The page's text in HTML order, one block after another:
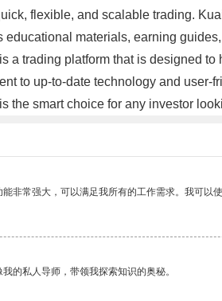
flexible, and scalable trading.
educational materials, earning
a trading platform that is designed
to up-to-date technology and user-
the smart choice for any investor
非常强大，可以满足我所有的工作需求。我可以
的私人导师，带领我探索知识的奥秘。